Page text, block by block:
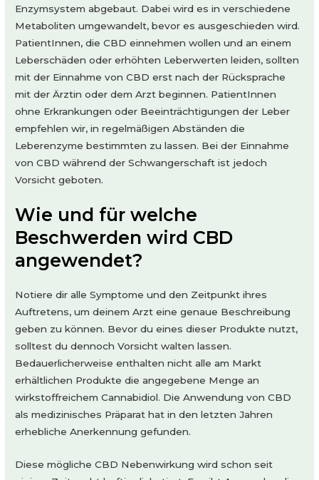
Enzymsystem abgebaut. Dabei wird es in verschiedene
Metaboliten umgewandelt, bevor es ausgeschieden wird.
PatientInnen, die CBD einnehmen wollen und an einem
Leberschäden oder erhöhten Leberwerten leiden, sollten
mit der Einnahme von CBD erst nach der Rücksprache
mit der Ärztin oder dem Arzt beginnen. PatientInnen
ohne Erkrankungen oder Beeinträchtigungen der Leber
empfehlen wir, in regelmäßigen Abständen die
Leberenzyme bestimmten zu lassen. Bei der Einnahme
von CBD während der Schwangerschaft ist jedoch
Vorsicht geboten.
Wie und für welche
Beschwerden wird CBD
angewendet?
Notiere dir alle Symptome und den Zeitpunkt ihres
Auftretens, um deinem Arzt eine genaue Beschreibung
geben zu können. Bevor du eines dieser Produkte nutzt,
solltest du dennoch Vorsicht walten lassen.
Bedauerlicherweise enthalten nicht alle am Markt
erhältlichen Produkte die angegebene Menge an
wirkstoffreichem Cannabidiol. Die Anwendung von CBD
als medizinisches Präparat hat in den letzten Jahren
erhebliche Anerkennung gefunden.
Diese mögliche CBD Nebenwirkung wird schon seit